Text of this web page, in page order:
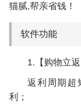
猫腻,帮亲省钱！
软件功能
1.【购物立返
返利周期超
利；